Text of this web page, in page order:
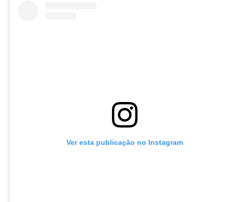
Ver esta publicação no Instagram